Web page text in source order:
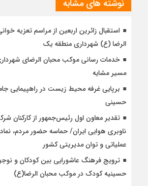
منطقه
تهران
و
دانشگاه
علوم
تهران
نوشته های مشابه
استقبال زائرین اربعین از مراسم تعزیه
الرضا (ع) شهرداری منطقه یک
مسیر مشایه
برپایی غرفه محیط زیست در راهپیمایی
حسینی
تقدیر معاون اول رئیس‌جمهور از کارکنان
ناوبری هوایی ایران/ حماسه حضور مردم،
عملیاتی و توان مدیریتی کشور
ترویج فرهنگ عاشورایی بین کودکان و
حسینیه کودک در موکب محبان الرضا(ع)